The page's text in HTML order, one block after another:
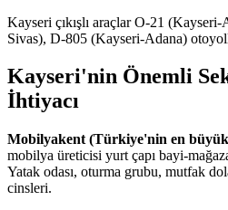
Kayseri çıkışlı araçlar O-21
Sivas), D-805 (Kayseri-Adana)
Kayseri'nin Önemli
İhtiyacı
Mobilyakent (Türkiye'nin en
mobilya üreticisi yurt çapı bayi-
Yatak odası, oturma grubu, mutfak
cinsleri.